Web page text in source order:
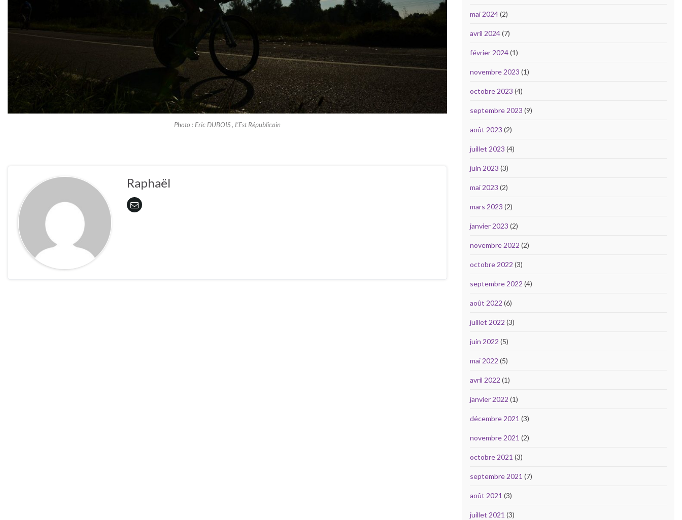
Photo : Eric DUBOIS , L’Est Républicain
Raphaël
mai 2024(2)
avril 2024(7)
février 2024(1)
novembre 2023 (1)
octobre 2023 (4)
septembre 2023 (9)
août 2023 (2)
juillet 2023 (4)
juin 2023 (3)
mai 2023 (2)
mars 2023 (2)
janvier 2023 (2)
novembre 2022 (2)
octobre 2022 (3)
septembre 2022 (4)
août 2022 (6)
juillet 2022 (3)
juin 2022 (5)
mai 2022 (5)
avril 2022 (1)
janvier 2022 (1)
décembre 2021 (3)
novembre 2021 (2)
octobre 2021 (3)
septembre 2021 (7)
août 2021 (3)
juillet 2021 (3)